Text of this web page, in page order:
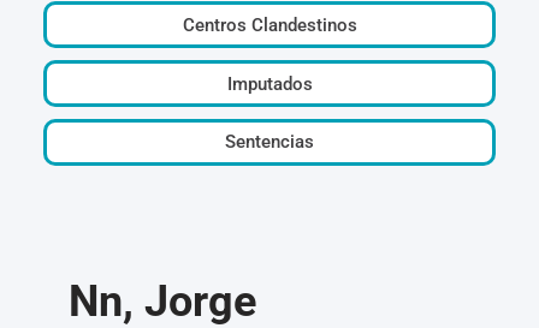
Centros Clandestinos
Imputados
Sentencias
Nn, Jorge